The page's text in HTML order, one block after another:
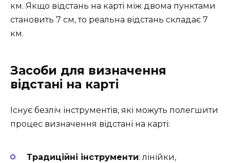
км. Якщо відстань на карті між двома пунктами
становить 7 см, то реальна відстань складає 7
км.
Засоби для визначення
відстані на карті
Існує безліч інструментів, які можуть полегшити
процес визначення відстані на карті:
Традиційні інструменти: лінійки,